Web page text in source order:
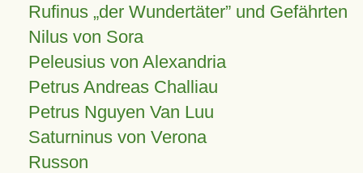
Rufinus „der Wundertäter” und Gefährten
Nilus von Sora
Peleusius von Alexandria
Petrus Andreas Challiau
Petrus Nguyen Van Luu
Saturninus von Verona
Russon